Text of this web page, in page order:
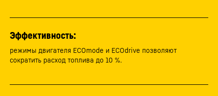
Эффективность:
режимы двигателя ECOmode и ECOdrive позволяют
сократить расход топлива до 10 %.